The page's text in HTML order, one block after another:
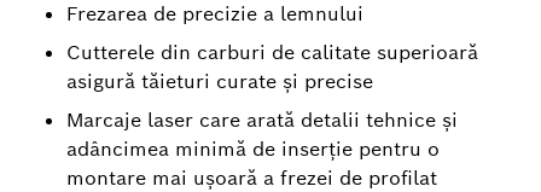
Frezarea de precizie a lemnului
Cutterele din carburi de calitate superioară
asigură tăieturi curate și precise
Marcaje laser care arată detalii tehnice și
adâncimea minimă de inserție pentru o
montare mai ușoară a frezei de profilat